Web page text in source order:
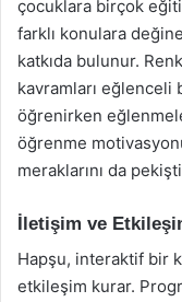
çocuklara birçok
farklı konulara
katkıda bulunur.
kavramları eğlenceli
öğrenirken
öğrenme
meraklarını da
İletişim ve
Hapşu, interaktif bir
etkileşim kurar.